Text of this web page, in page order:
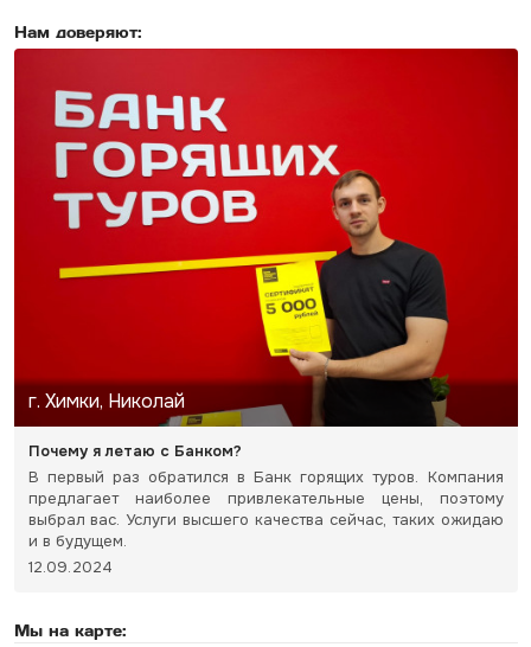
Нам доверяют:
г. Химки, Николай
Почему я летаю с Банком?
В первый раз обратился в Банк горящих туров. Компания
предлагает наиболее привлекательные цены, поэтому
выбрал вас. Услуги высшего качества сейчас, таких ожидаю
и в будущем.
12.09.2024
Мы на карте: